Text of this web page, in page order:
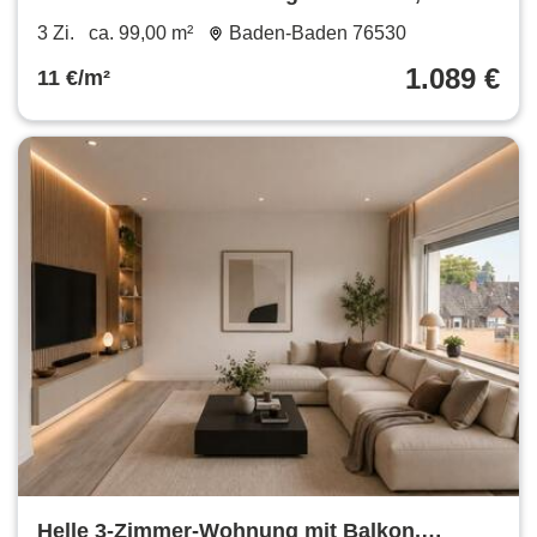
Einbauküche & traumhafter Aussicht in
3 Zi. ca. 99,00 m² Baden-Baden 76530
11 €/m² 1.089 €
Helle 3-Zimmer-Wohnung mit Balkon,